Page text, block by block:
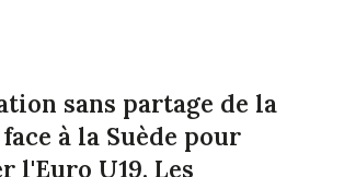
sans partage de la
à la Suède pour
l'Euro U19. Les